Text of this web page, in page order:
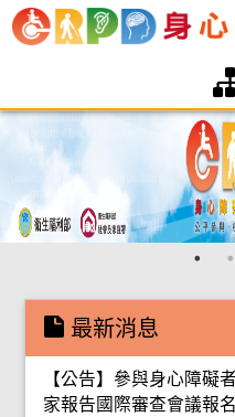
跳到網頁主體區域
:::
:::
最新消息
【公告】參與身心障礙
家報告國際審查會議報